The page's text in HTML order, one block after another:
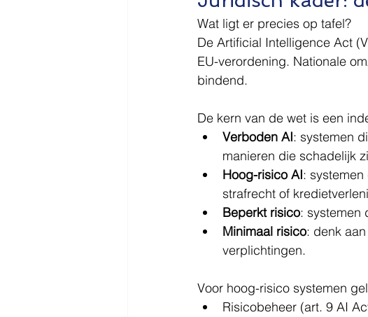
Wat ligt er precies op tafel?
De Artificial Intelligence Act
EU-verordening. Nationale
bindend.
De kern van de wet is een
Verboden AI: systemen
manieren die schadelijk
Hoog-risico AI:
strafrecht of
Beperkt risico: systemen
Minimaal risico: denk
verplichtingen.
Voor hoog-risico systemen
Risicobeheer (art. 9 AI